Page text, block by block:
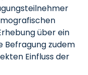
über ein
Befragung zudem
Einfluss der